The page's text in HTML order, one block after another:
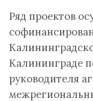
Ряд проектов
Калининграде
руководителя